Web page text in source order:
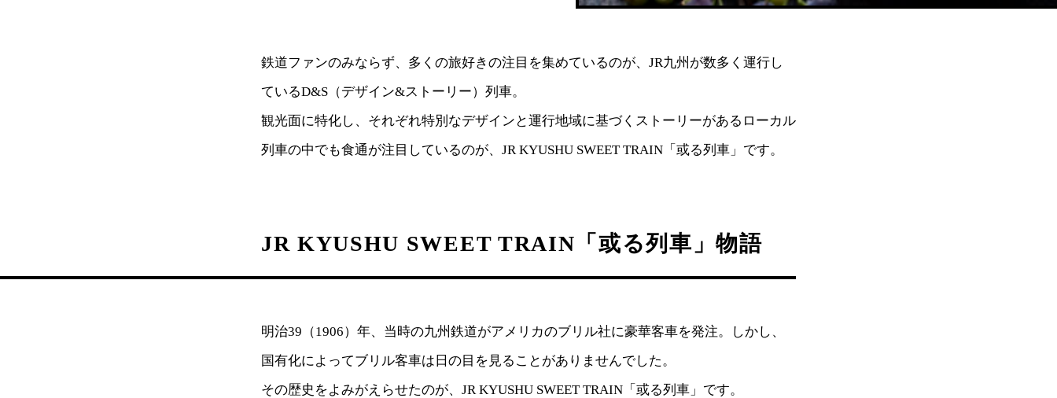
鉄道ファンのみならず、多くの旅好きの注目を集めているのが、JR九州が数多く運行し
ているD&S（デザイン&ストーリー）列車。
観光面に特化し、それぞれ特別なデザインと運行地域に基づくストーリーがあるローカル
列車の中でも食通が注目しているのが、JR KYUSHU SWEET TRAIN「或る列車」です。
JR KYUSHU SWEET TRAIN「或る列車」物語
明治39（1906）年、当時の九州鉄道がアメリカのブリル社に豪華客車を発注。しかし、
国有化によってブリル客車は日の目を見ることがありませんでした。
その歴史をよみがえらせたのが、JR KYUSHU SWEET TRAIN「或る列車」です。